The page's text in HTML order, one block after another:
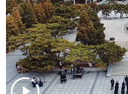
地方频道
北京 天津
辽宁 吉林